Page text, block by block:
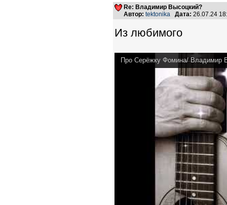
Re: Владимир Высоцкий?
Автор: tektonika Дата: 26.07.24
Из любимого
Про Серёжку Фомина/ Владимир